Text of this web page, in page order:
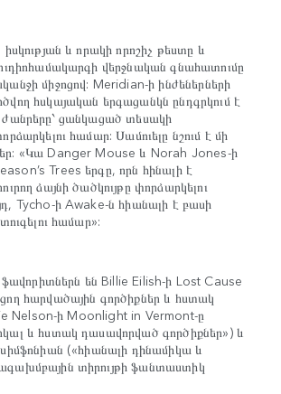
իսկության և որակի որոշիչ թեստը և
վերջնական գնահատումը
միջոցով: Meridian-ի ինժեներների
հսկայական երգացանկն ընդգրկում է
ժանրերը՝ ցանկացած տեսակի
համար: Սամուելը նշում է մի
«Կա Danger Mouse և Norah Jones-ի
Trees երգը, որն հինալի է
ձայնի ծածկույթը փորձարկելու
Tycho-ի Awake-ն հիանալի է բասի
համար»:
ֆավորիտներն են Billie Eilish-ի Lost Cause
հարվածային գործիքներ և հստակ
Nelson-ի Moonlight in Vermont-ը
և հստակ դասավորված գործիքներ») և
(«հիանալի դինամիկա և
տիրույթի ֆանտաստիկ